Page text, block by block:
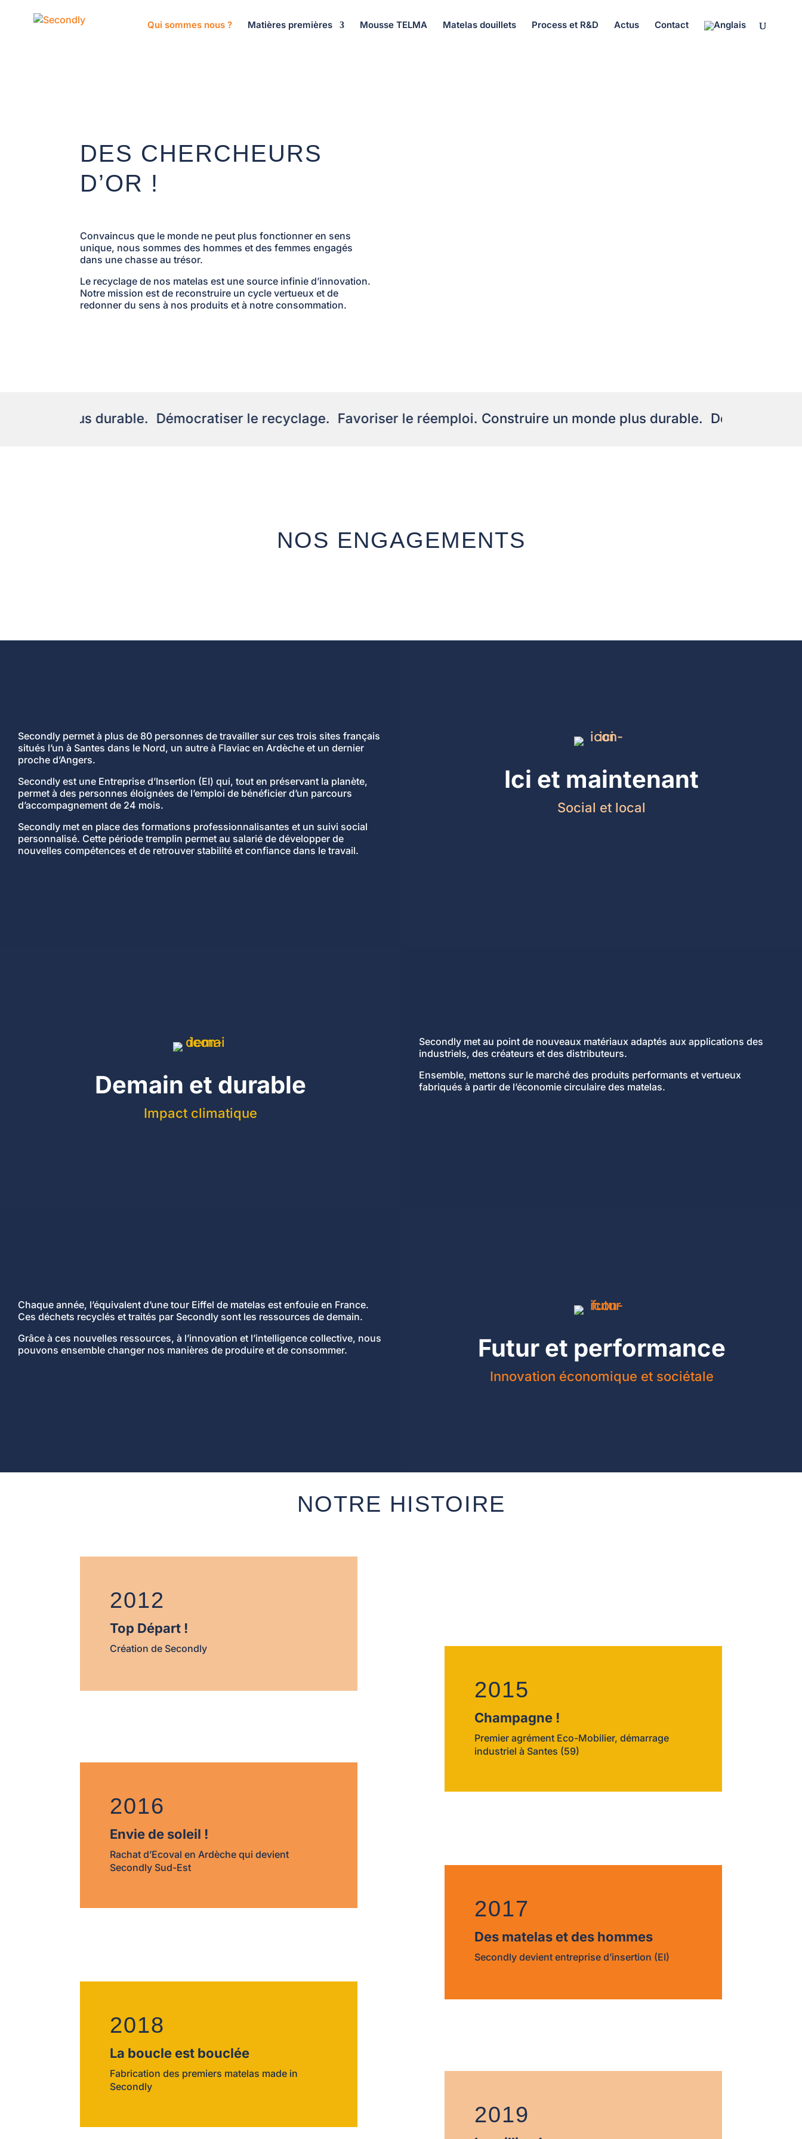
Qui sommes nous ? Matières premières Mousse TELMA Matelas douillets Process et R&D Actus Contact
DES CHERCHEURS
D’OR !
Convaincus que le monde ne peut plus fonctionner en sens
unique, nous sommes des hommes et des femmes engagés
dans une chasse au trésor.
Le recyclage de nos matelas est une source infinie d’innovation.
Notre mission est de reconstruire un cycle vertueux et de
redonner du sens à nos produits et à notre consommation.
plus durable. Démocratiser le recyclage. Favoriser le réemploi. Construire un monde plus durable. Démocratiser le
NOS ENGAGEMENTS
Secondly permet à plus de 80 personnes de travailler sur ces trois sites français
situés l’un à Santes dans le Nord, un autre à Flaviac en Ardèche et un dernier
proche d’Angers.
Secondly est une Entreprise d’Insertion (EI) qui, tout en préservant la planète,
permet à des personnes éloignées de l’emploi de bénéficier d’un parcours
d’accompagnement de 24 mois.
Secondly met en place des formations professionnalisantes et un suivi social
personnalisé. Cette période tremplin permet au salarié de développer de
nouvelles compétences et de retrouver stabilité et confiance dans le travail.
Ici et maintenant
Social et local
Demain et durable
Impact climatique
Secondly met au point de nouveaux matériaux adaptés aux applications des
industriels, des créateurs et des distributeurs.
Ensemble, mettons sur le marché des produits performants et vertueux
fabriqués à partir de l’économie circulaire des matelas.
Chaque année, l’équivalent d’une tour Eiffel de matelas est enfouie en France.
Ces déchets recyclés et traités par Secondly sont les ressources de demain.
Grâce à ces nouvelles ressources, à l’innovation et l’intelligence collective, nous
pouvons ensemble changer nos manières de produire et de consommer.
Futur et performance
Innovation économique et sociétale
NOTRE HISTOIRE
2012
Top Départ !
Création de Secondly
2016
Envie de soleil !
Rachat d’Ecoval en Ardèche qui devient
Secondly Sud-Est
2018
La boucle est bouclée
Fabrication des premiers matelas made in
Secondly
2015
Champagne !
Premier agrément Eco-Mobilier, démarrage
industriel à Santes (59)
2017
Des matelas et des hommes
Secondly devient entreprise d’insertion (EI)
2019